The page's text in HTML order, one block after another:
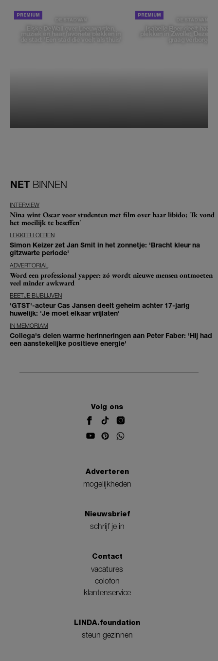
DE STAD VAN
Elske DeWall over Leeuwarden,
muziek en haar favoriete plekken in
de stad: 'Een stad die voelt als thuis'
DE STAD VAN
Isabelle Boer deelt haar
plekken in Zwolle: 'Deze
graag verborgen'
NET BINNEN
INTERVIEW
Nina wint Oscar voor studenten met film over haar libido: 'Ik vond
het moeilijk te beseffen'
LEKKER LOEREN
Simon Keizer zet Jan Smit in het zonnetje: 'Bracht kleur na
gitzwarte periode'
ADVERTORIAL
Word een professional yapper: zó wordt nieuwe mensen ontmoeten
veel minder awkward
BEETJE BIJBLIJVEN
'GTST'-acteur Cas Jansen deelt geheim achter 17-jarig
huwelijk: 'Je moet elkaar vrijlaten'
IN MEMORIAM
Collega's delen warme herinneringen aan Peter Faber: 'Hij had
een aanstekelijke positieve energie'
Volg ons
Adverteren
mogelijkheden
Nieuwsbrief
schrijf je in
Contact
vacatures
colofon
klantenservice
LINDA.foundation
steun gezinnen